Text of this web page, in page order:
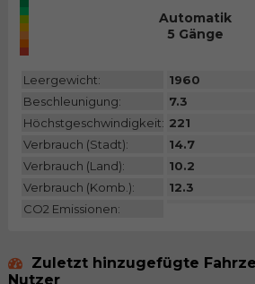
N/A
Kategorie
Automatik
5 Gänge
Leergewicht: 1960
Beschleunigung:
7.3
Höchstgeschwindigkeit: 221
Verbrauch (Stadt):
14.7
Verbrauch (Land):
10.2
Verbrauch (Komb.):
12.3
CO2 Emissionen:
Zuletzt hinzugefügte
Nutzer